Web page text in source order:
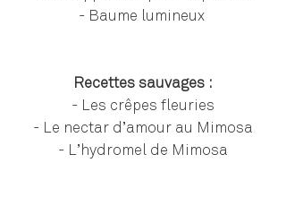
- Baume lumineux
Recettes sauvages :
- Les crêpes fleuries
- Le nectar d’amour au Mimosa
- L’hydromel de Mimosa